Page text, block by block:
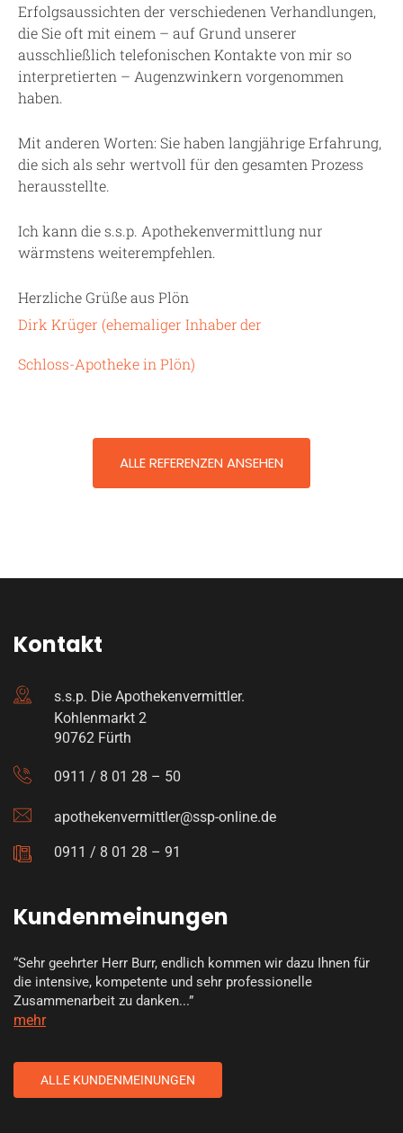
Erfolgsaussichten der verschiedenen Verhandlungen,
die Sie oft mit einem – auf Grund unserer
ausschließlich telefonischen Kontakte von mir so
interpretierten – Augenzwinkern vorgenommen
haben.
Mit anderen Worten: Sie haben langjährige Erfahrung,
die sich als sehr wertvoll für den gesamten Prozess
herausstellte.
Ich kann die s.s.p. Apothekenvermittlung nur
wärmstens weiterempfehlen.
Herzliche Grüße aus Plön
Dirk Krüger (ehemaliger Inhaberder
Schloss-Apothekein Plön)
ALLE REFERENZEN ANSEHEN
Kontakt
s.s.p. Die Apothekenvermittler.
Kohlenmarkt 2
90762 Fürth
0911 / 8 01 28 – 50
apothekenvermittler@ssp-online.de
0911 / 8 01 28 – 91
Kundenmeinungen
“Sehr geehrter Herr Burr, endlich kommen wir dazu Ihnen für
die intensive, kompetente und sehr professionelle
Zusammenarbeit zu danken...”
mehr
ALLE KUNDENMEINUNGEN